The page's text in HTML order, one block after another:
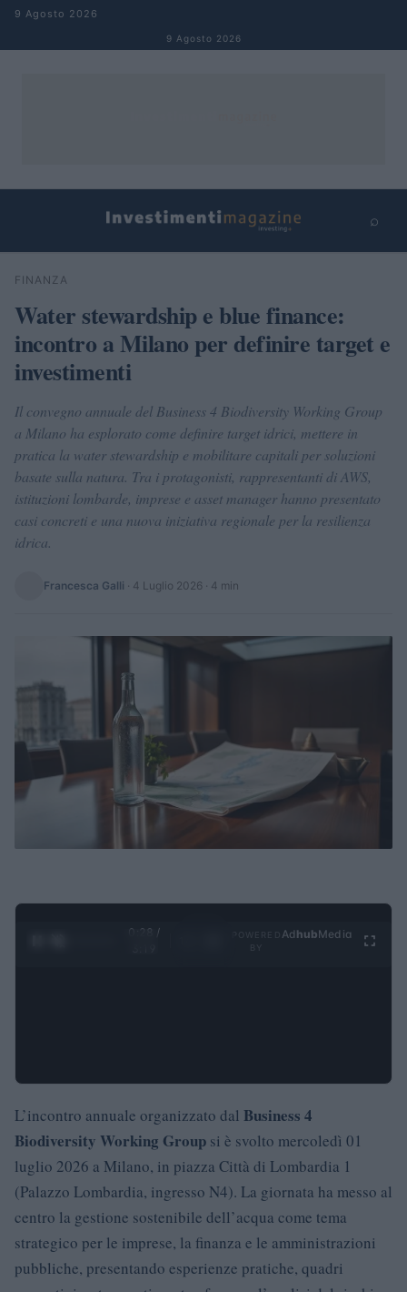
Salta al contenuto
9 Agosto 2026
9 Agosto 2026
⌕
Cerca
FINANZA
Water stewardship e blue finance:
incontro a Milano per definire target e
investimenti
Il convegno annuale del Business 4 Biodiversity Working Group
a Milano ha esplorato come definire target idrici, mettere in
pratica la water stewardship e mobilitare capitali per soluzioni
basate sulla natura. Tra i protagonisti, rappresentanti di AWS,
istituzioni lombarde, imprese e asset manager hanno presentato
casi concreti e una nuova iniziativa regionale per la resilienza
idrica.
Francesca Galli · 4 Luglio 2026 · 4 min
0:29 /
Ad hubMedia
L’incontro annuale organizzato dal Business 4
Biodiversity Working Group si è svolto mercoledì 01
luglio 2026 a Milano, in piazza Città di Lombardia 1
(Palazzo Lombardia, ingresso N4). La giornata ha messo al
centro la gestione sostenibile dell’acqua come tema
strategico per le imprese, la finanza e le amministrazioni
pubbliche, presentando esperienze pratiche, quadri